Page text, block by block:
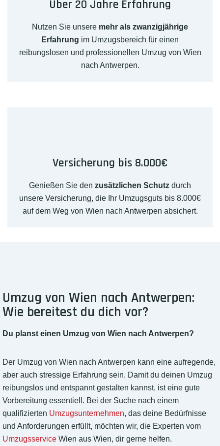
Über 20 Jahre Erfahrung
Nutzen Sie unsere mehr als zwanzigjährige
Erfahrung im Umzugsbereich für einen
reibungslosen und professionellen Umzug von Wien
nach Antwerpen.
Versicherung bis 8.000€
Genießen Sie den zusätzlichen Schutz durch
unsere Versicherung, die Ihr Umzugsguts bis 8.000€
auf dem Weg von Wien nach Antwerpen absichert.
Umzug von Wien nach Antwerpen:
Wie bereitest du dich vor?
Du planst einen Umzug von Wien nach Antwerpen?
Der Umzug von Wien nach Antwerpen kann eine aufregende,
aber auch stressige Erfahrung sein. Damit du deinen Umzug
reibungslos und entspannt gestalten kannst, ist eine gute
Vorbereitung essentiell. Bei der Suche nach einem
qualifizierten Umzugsunternehmen, das deine Bedürfnisse
und Anforderungen erfüllt, möchten wir, die Experten vom
Umzugsservice Wien aus Wien, dir gerne helfen.